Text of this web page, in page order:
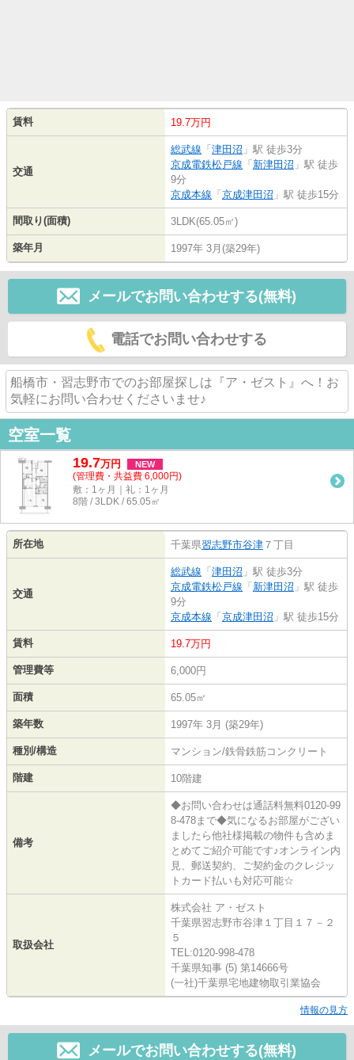
賃料 19.7万円
交通
総武線 「 津田沼 」駅 徒歩3分
京成電鉄松戸線 「 新津田沼 」駅 徒歩
9分
京成本線 「 京成津田沼 」駅 徒歩15分
間取り(面積) 3LDK(65.05㎡)
築年月 1997年 3月(築29年)
メールでお問い合わせする(無料)
電話でお問い合わせする
船橋市・習志野市でのお部屋探しは『ア・ゼスト』へ！お
気軽にお問い合わせくださいませ♪
空室一覧
19.7万円 NEW
(管理費・共益費 6,000円)
敷：1ヶ月｜礼：1ヶ月
8階 / 3LDK / 65.05㎡
所在地 千葉県習志野市谷津 ７丁目
交通
総武線 「 津田沼 」駅 徒歩3分
京成電鉄松戸線 「 新津田沼 」駅 徒歩
9分
京成本線 「 京成津田沼 」駅 徒歩15分
賃料 19.7万円
管理費等 6,000円
面積 65.05㎡
築年数 1997年 3月 (築29年)
種別/構造 マンション/鉄骨鉄筋コンクリート
階建 10階建
備考
◆お問い合わせは通話料無料0120-99
8-478まで◆気になるお部屋がござい
ましたら他社様掲載の物件も含めま
とめてご紹介可能です♪オンライン内
見、郵送契約、ご契約金のクレジッ
トカード払いも対応可能☆
取扱会社
株式会社 ア・ゼスト
千葉県習志野市谷津１丁目１７－２
５
TEL:0120-998-478
千葉県知事 (5) 第14666号
(一社)千葉県宅地建物取引業協会
情報の見方
メールでお問い合わせする(無料)